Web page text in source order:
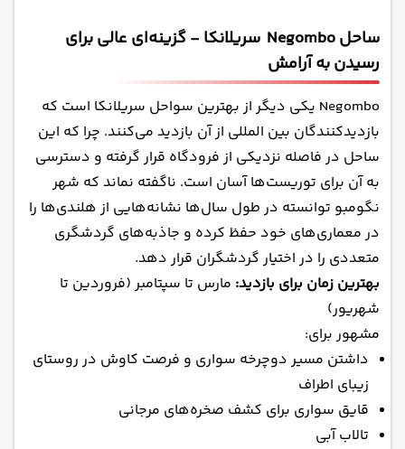
ساحل Negombo سریلانکا - گزینه‌ای عالی برای
رسیدن به آرامش
Negombo یکی دیگر از بهترین سواحل سریلانکا است که
بازدیدکنندگان بین المللی از آن بازدید می‌کنند. چرا که این
ساحل در فاصله نزدیکی از فرودگاه قرار گرفته و دسترسی
به آن برای توریست‌ها آسان است. ناگفته نماند که شهر
نگومبو توانسته در طول سال‌ها نشانه‌هایی از هلندی‌ها را
در معماری‌های خود حفظ کرده و جاذبه‌های گردشگری
متعددی را در اختیار گردشگران قرار دهد.
بهترین زمان برای بازدید: مارس تا سپتامبر (فروردین تا
شهریور)
مشهور برای:
داشتن مسیر دوچرخه سواری و فرصت کاوش در روستای
زیبای اطراف
قایق سواری برای کشف صخره‌های مرجانی
تالاب آبی